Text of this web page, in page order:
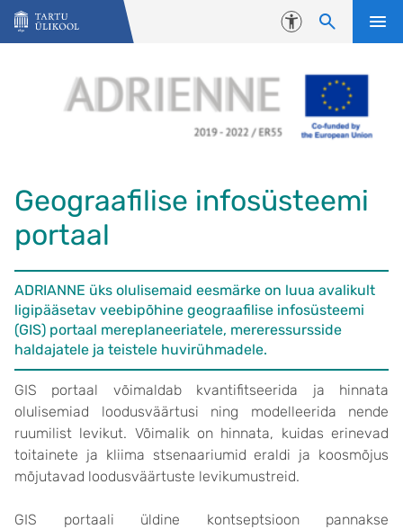
Liigu edasi põhisisu juurde
Juurdepääsetavus
Geograafilise infosüsteemi
portaal
ADRIANNE üks olulisemaid eesmärke on luua avalikult
ligipääsetav veebipõhine geograafilise infosüsteemi
(GIS) portaal mereplaneeriatele, mereressursside
haldajatele ja teistele huvirühmadele.
GIS portaal võimaldab kvantifitseerida ja hinnata
olulisemiad loodusväärtusi ning modelleerida nende
ruumilist levikut. Võimalik on hinnata, kuidas erinevad
toitainete ja kliima stsenaariumid eraldi ja koosmõjus
mõjutavad loodusväärtuste levikumustreid.
GIS portaali üldine kontseptsioon pannakse